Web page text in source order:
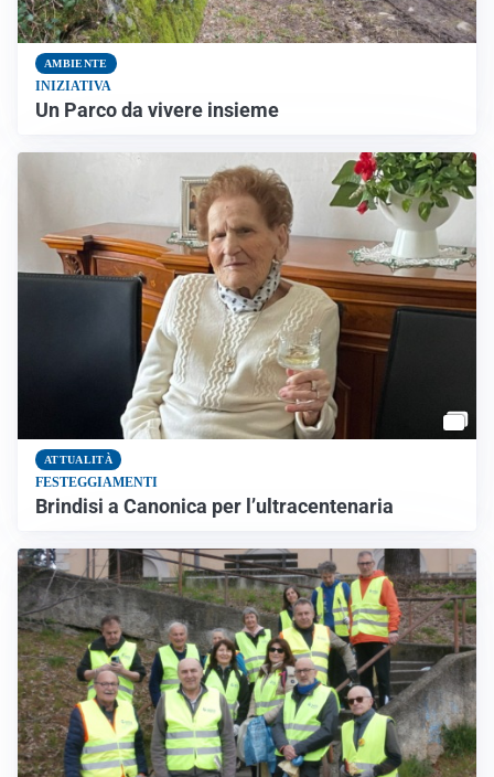
AMBIENTE
INIZIATIVA
Un Parco da vivere insieme
ATTUALITÀ
FESTEGGIAMENTI
Brindisi a Canonica per l’ultracentenaria